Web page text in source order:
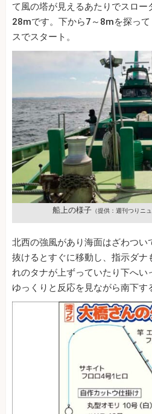
て風の塔が見えるあたりでスロー
28mです。下から7～8mを探っ
スでスタート。
船上の様子（提供：週刊つりニ
北西の強風があり海面はざわつ
抜けるとすぐに移動し、指示ダ
れのタナが上ずっていたり下へい
ゆっくりと反応を見ながら南下す